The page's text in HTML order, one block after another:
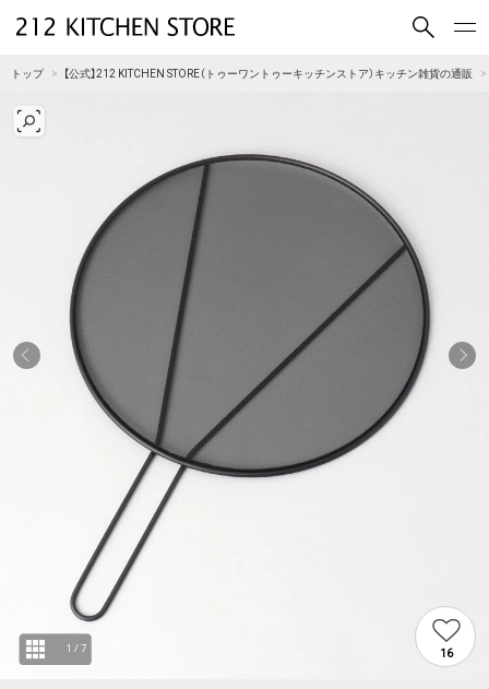
買いもの
212 KITCHEN STORE 公式SNSアカウント
Instagram Facebook Mail Magazine YouTube
トップ 【公式】212 KITCHEN STORE（トゥーワントゥーキッチンストア）キッチン雑貨の通販
1 /7 16